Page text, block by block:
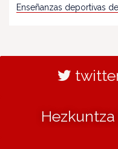
Enseñanzas deportivas